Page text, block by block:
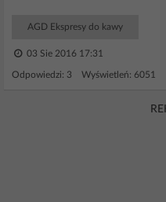
AGD Ekspresy do kawy
03 Sie 2016 17:31
Odpowiedzi: 3 Wyświetleń: 6051